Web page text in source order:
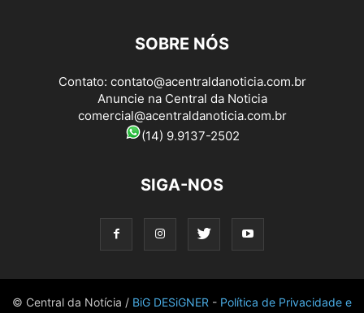
SOBRE NÓS
Contato: contato@acentraldanoticia.com.br
Anuncie na Central da Noticia
comercial@acentraldanoticia.com.br
(14) 9.9137-2502
SIGA-NOS
© Central da Notícia / BiG DESiGNER - Política de Privacidade e